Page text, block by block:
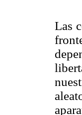
Las